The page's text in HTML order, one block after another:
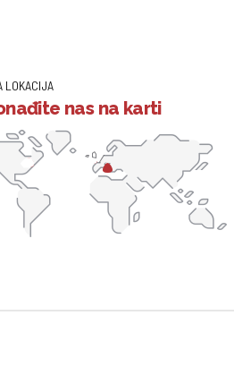
LOKACIJA
nas na karti